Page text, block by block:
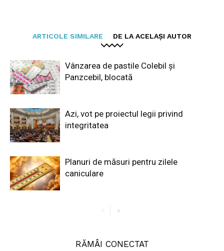
ARTICOLE SIMILARE DE LA ACELAȘI AUTOR
Vânzarea de pastile Colebil și
Panzcebil, blocată
Azi, vot pe proiectul legii privind
integritatea
Planuri de măsuri pentru zilele
caniculare
RĂMÂI CONECTAT